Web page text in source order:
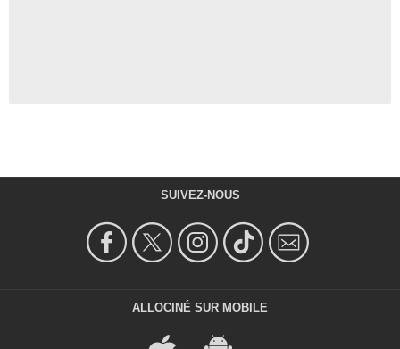
SUIVEZ-NOUS
ALLOCINÉ SUR MOBILE